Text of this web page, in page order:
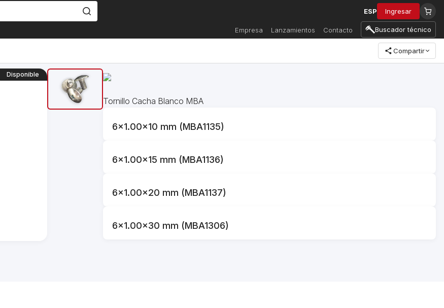
ESP Ingresar
Empresa Lanzamientos Contacto Buscador técnico
Compartir
Disponible
Tornillo Cacha Blanco MBA
6x1.00x10 mm (MBA1135)
6x1.00x15 mm (MBA1136)
6x1.00x20 mm (MBA1137)
6x1.00x30 mm (MBA1306)